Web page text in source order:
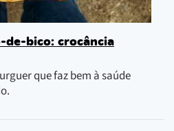
de-bico: crocância
que faz bem à saúde